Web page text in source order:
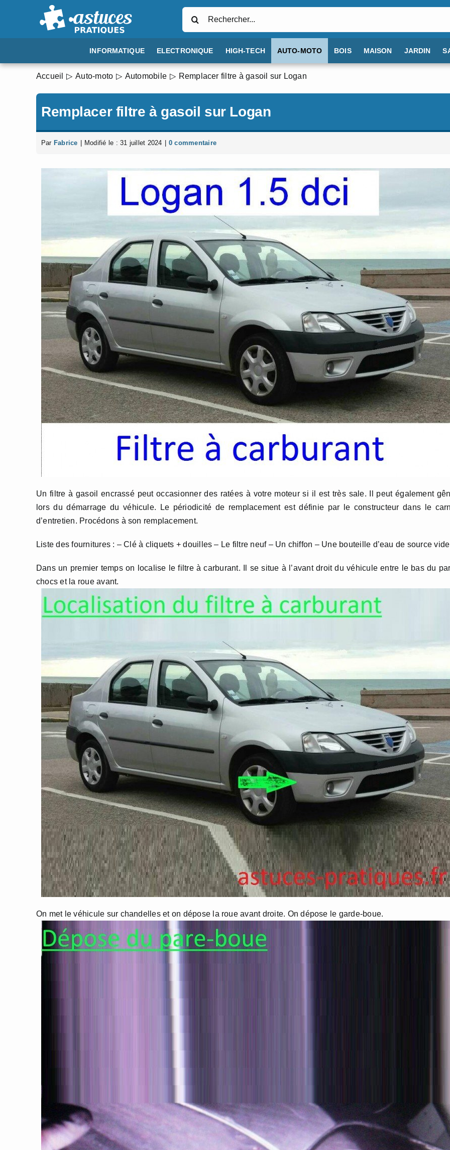
INFORMATIQUE ELECTRONIQUE HIGH-TECH AUTO-MOTO BOIS MAISON JARDIN
Accueil Auto-moto Automobile Remplacer filtre à gasoil sur Logan
Remplacer filtre à gasoil sur Logan
Par Fabrice Modifié le : 31 juillet 2024 0 commentaire
Un filtre à gasoil encrassé peut occasionner des ratées à votre moteur si il est très sale. Il peut également
lors du démarrage du véhicule. Le périodicité de remplacement est définie par le constructeur dans le
d’entretien. Procédons à son remplacement.
Liste des fournitures : – Clé à cliquets + douilles – Le filtre neuf – Un chiffon – Une bouteille d’eau de source vide
Dans un premier temps on localise le filtre à carburant. Il se situe à l’avant droit du véhicule entre le bas du
chocs et la roue avant.
On met le véhicule sur chandelles et on dépose la roue avant droite. On dépose le garde-boue.